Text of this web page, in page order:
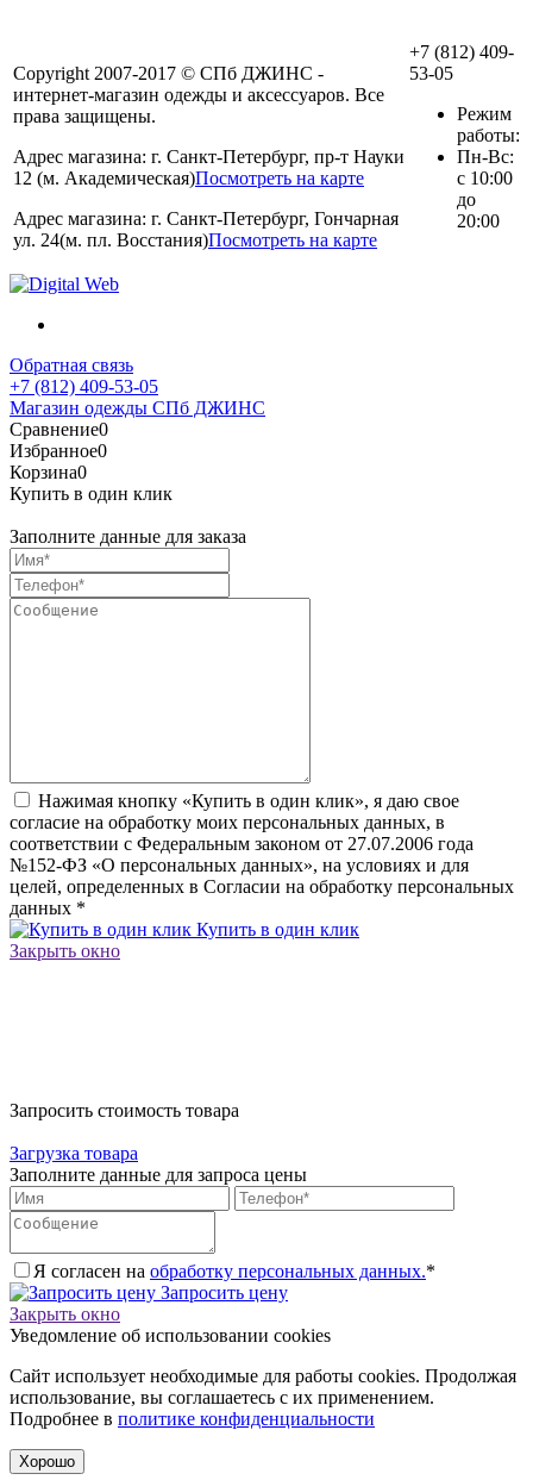
Copyright 2007-2017 © СПб ДЖИНС -
интернет-магазин одежды и аксессуаров. Все
права защищены.
Адрес магазина: г. Санкт-Петербург, пр-т Науки
12 (м. Академическая)Посмотреть на карте
Адрес магазина: г. Санкт-Петербург, Гончарная
ул. 24(м. пл. Восстания)Посмотреть на карте
+7 (812) 409-
53-05
Режим
работы:
Пн-Вс:
с 10:00
до
20:00
Обратная связь
+7 (812) 409-53-05
Магазин одежды СПб ДЖИНС
Сравнение0
Избранное0
Корзина0
Купить в один клик
Заполните данные для заказа
Нажимая кнопку «Купить в один клик», я даю свое
согласие на обработку моих персональных данных, в
соответствии с Федеральным законом от 27.07.2006 года
№152-ФЗ «О персональных данных», на условиях и для
целей, определенных в Согласии на обработку персональных
данных *
Купить в один клик
Закрыть окно
Запросить стоимость товара
Загрузка товара
Заполните данные для запроса цены
Я согласен на обработку персональных данных.*
Запросить цену
Закрыть окно
Уведомление об использовании cookies
Сайт использует необходимые для работы cookies. Продолжая
использование, вы соглашаетесь с их применением.
Подробнее в политике конфиденциальности
Хорошо